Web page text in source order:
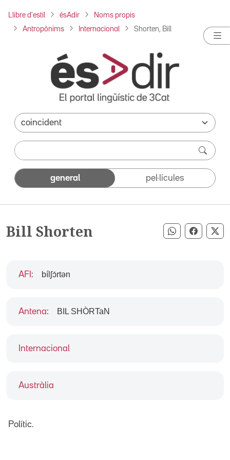
Llibre d'estil ésAdir Noms propis
Antropònims Internacional Shorten, Bill
general pel·lícules
Bill Shorten Compartir
Internacional
Austràlia
AFI : bílʃɔ́rtən
Antena: BIL SHÒRTaN
Polític.